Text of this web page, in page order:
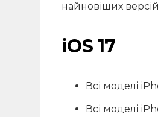
найновіших
iOS 17
Всі моделі
Всі моделі